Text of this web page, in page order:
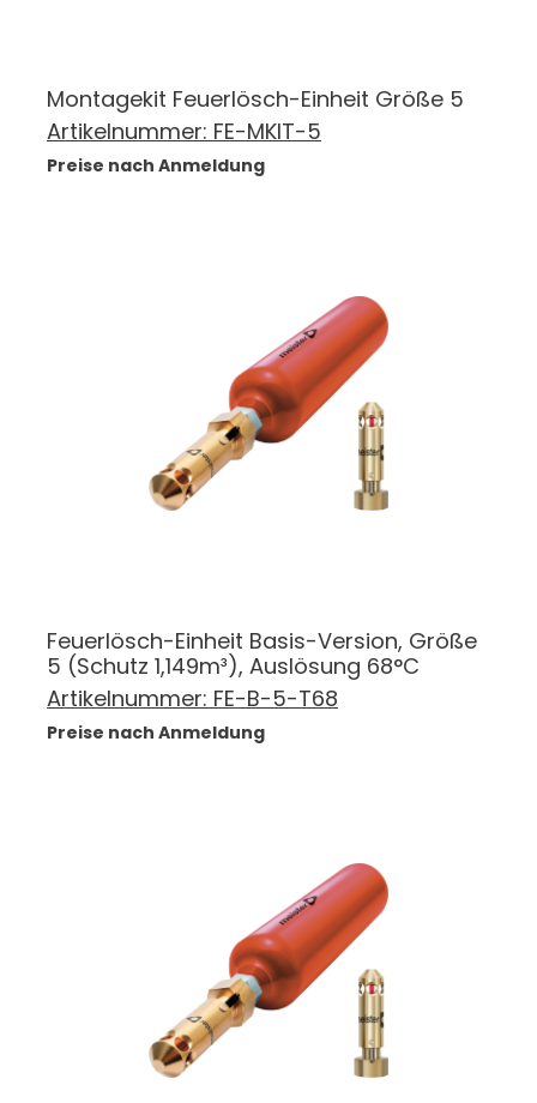
Montagekit Feuerlösch-Einheit Größe 5
Artikelnummer: FE-MKIT-5
Preise nach Anmeldung
Feuerlösch-Einheit Basis-Version, Größe
5 (Schutz 1,149m³), Auslösung 68°C
Artikelnummer: FE-B-5-T68
Preise nach Anmeldung